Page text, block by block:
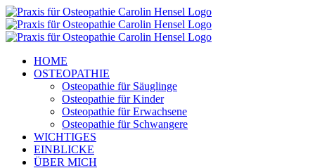
Zum
Inhalt
springen
HOME
OSTEOPATHIE
Osteopathie für Säuglinge
Osteopathie für Kinder
Osteopathie für Erwachsene
Osteopathie für Schwangere
WICHTIGES
EINBLICKE
ÜBER MICH